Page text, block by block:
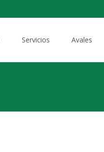
Servicios Avales